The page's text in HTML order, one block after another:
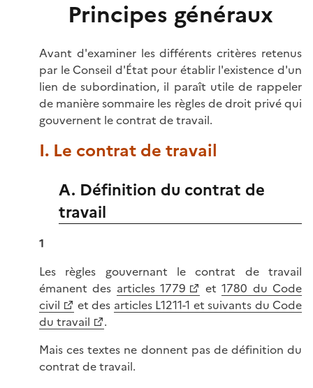
Principes généraux
Avant d'examiner les différents critères retenus
par le Conseil d'État pour établir l'existence d'un
lien de subordination, il paraît utile de rappeler
de manière sommaire les règles de droit privé qui
gouvernent le contrat de travail.
I. Le contrat de travail
A. Définition du contrat de
travail
1
Les règles gouvernant le contrat de travail
émanent des articles 1779 et1780 du Code
civil
et des articles L1211-1 et suivants du Code
du travail
.
Mais ces textes ne donnent pas de définition du
contrat de travail.